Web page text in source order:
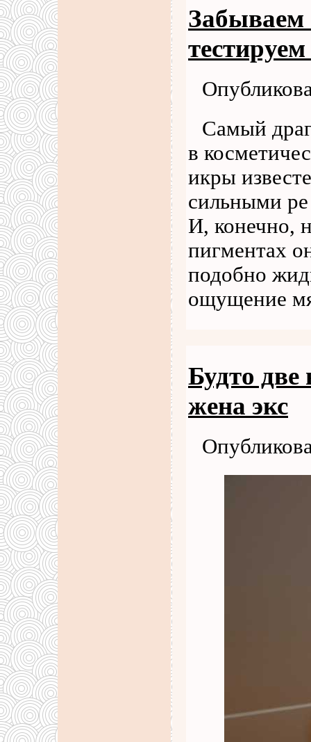
Забываем
Самый
в
икры
сильными
И, конечно,
пигментах
подобно
ощущение
Будто две
жена экс